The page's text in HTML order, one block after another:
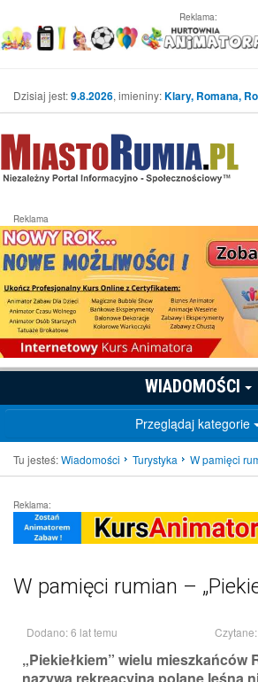
Reklama:
Dzisiaj jest:9.8.2026, imieniny:Klary, Romana,
Reklama
WIADOMOŚCI
Przeglądaj kategorie
Tu jesteś:Wiadomości Turystyka W pamięci
Reklama:
W pamięci rumian –
Dodano: 6 lat temu
„Piekiełkiem” wielu mieszkańców
nazywa rekreacyjną polanę leśną